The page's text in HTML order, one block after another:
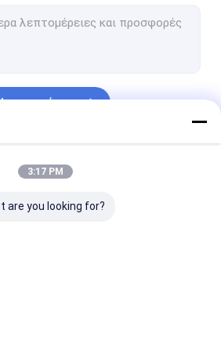
στάθμευσης φορτηγών
παραθύρων δύναμης
κλειδώματος
ασφάλειας οχημάτων
συνεχίσει
3:17 PM
are you looking for?